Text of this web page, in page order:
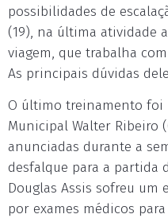
possibilidades de
(19), na última atividade
viagem, que trabalha
As principais dúvidas
O último treinamento foi
Municipal Walter Ribeiro
anunciadas durante a
desfalque para a partida
Douglas Assis sofreu um
por exames médicos